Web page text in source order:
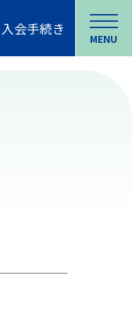
入会手続き
MENU